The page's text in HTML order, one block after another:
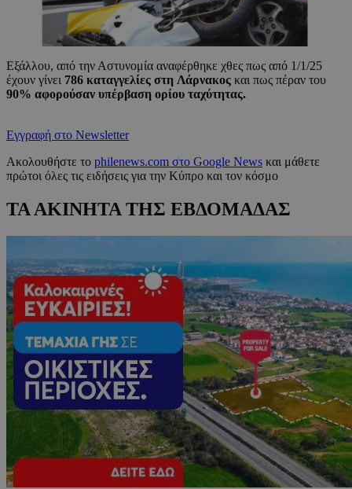
Εξάλλου, από την Αστυνομία αναφέρθηκε χθες πως από 1/1/25
έχουν γίνει 786 καταγγελίες στη Λάρνακος και πως πέραν του
90% αφορούσαν υπέρβαση ορίου ταχύτητας.
Εγγραφή στο Newsletter
Ακολουθήστε το philenews.com στο Google News και μάθετε
πρώτοι όλες τις ειδήσεις για την Κύπρο και τον κόσμο
ΤΑ ΑΚΙΝΗΤΑ ΤΗΣ ΕΒΔΟΜΑΔΑΣ